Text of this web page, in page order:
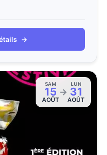
→
SAM
15
AOÛT
→
LUN
31
AOÛT